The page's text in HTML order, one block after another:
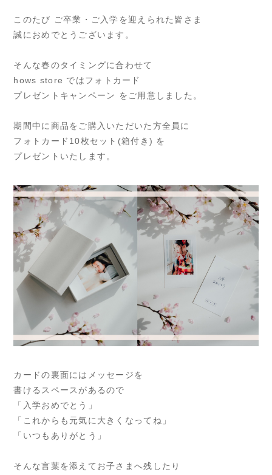
このたび ご卒業・ご入学を迎えられた皆さま
誠におめでとうございます。
そんな春のタイミングに合わせて
hows store ではフォトカード
プレゼントキャンペーン をご用意しました。
期間中に商品をご購入いただいた方全員に
フォトカード10枚セット(箱付き) を
プレゼントいたします。
カードの裏面にはメッセージを
書けるスペースがあるので
「入学おめでとう」
「これからも元気に大きくなってね」
「いつもありがとう」
そんな言葉を添えてお子さまへ残したり